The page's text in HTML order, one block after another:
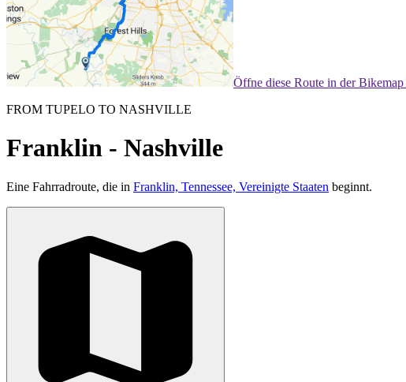
Öffne diese Route in der
FROM TUPELO TO NASHVILLE
Franklin - Nashville
Eine Fahrradroute, die in Franklin, Tennessee, Vereinigte Staaten beginnt.